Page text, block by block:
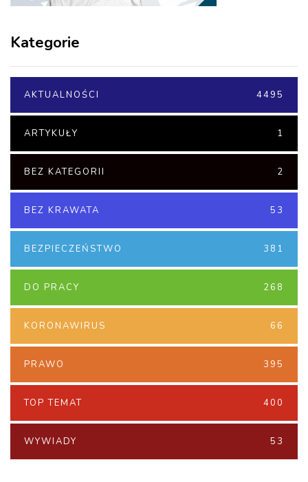
Kategorie
AKTUALNOŚCI 4495
ARTYKUŁY 1
BEZ KATEGORII 2
BEZ KRAWATA 53
BEZPIECZEŃSTWO 381
DO PRACY 268
KORONAWIRUS 66
PRAWO 395
TOP TEMAT 400
WYWIADY 53